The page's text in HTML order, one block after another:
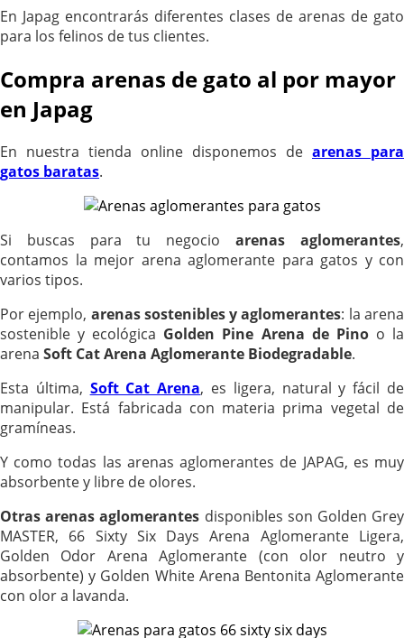
En Japag encontrarás diferentes clases de arenas de gato
para los felinos de tus clientes.
Compra arenas de gato al por mayor
en Japag
En nuestra tienda online disponemos de arenas para
gatos baratas.
Si buscas para tu negocioarenas aglomerantes,
contamos la mejor arena aglomerante para gatos y con
varios tipos.
Por ejemplo, arenas sostenibles y aglomerantes: la arena
sostenible y ecológica Golden Pine Arena de Pinoo la
arena Soft Cat Arena Aglomerante Biodegradable.
Esta última, Soft Cat Arena, es ligera, natural y fácil de
manipular. Está fabricada con materia prima vegetal de
gramíneas.
Y como todas las arenas aglomerantes de JAPAG, es muy
absorbente y libre de olores.
Otras arenas aglomerantes disponibles son Golden Grey
MASTER, 66 Sixty Six Days Arena Aglomerante Ligera,
Golden Odor Arena Aglomerante (con olor neutro y
absorbente) y Golden White Arena Bentonita Aglomerante
con olor a lavanda.